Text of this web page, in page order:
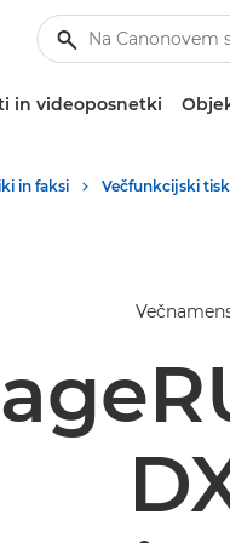
in videoposnetki
in faksi